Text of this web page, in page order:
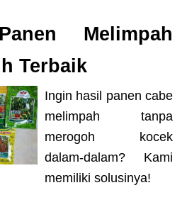
Melimpah
Terbaik
Ingin hasil panen cabe
melimpah tanpa
merogoh kocek
dalam-dalam? Kami
memiliki solusinya!